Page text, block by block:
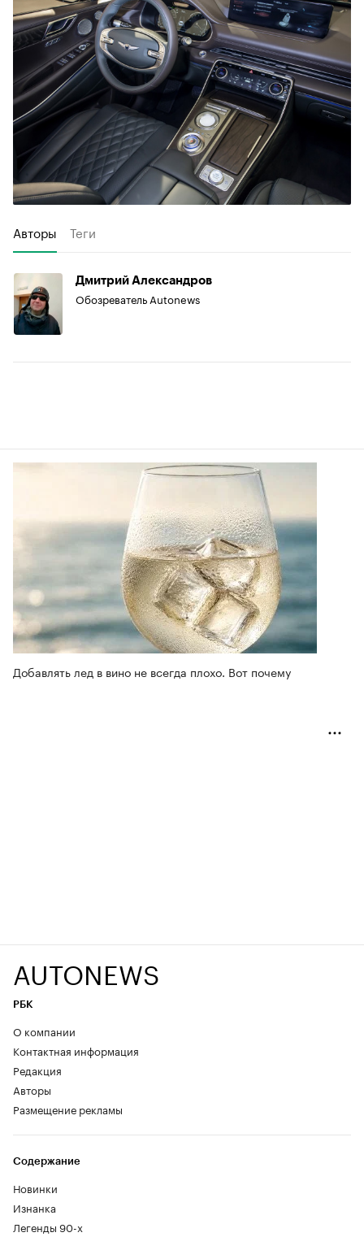
Авторы Теги
Дмитрий Александров
Обозреватель Autonews
Добавлять лед в вино не всегда плохо. Вот почему
AUTONEWS
РБК
О компании
Контактная информация
Редакция
Авторы
Размещение рекламы
Содержание
Новинки
Изнанка
Легенды 90-х